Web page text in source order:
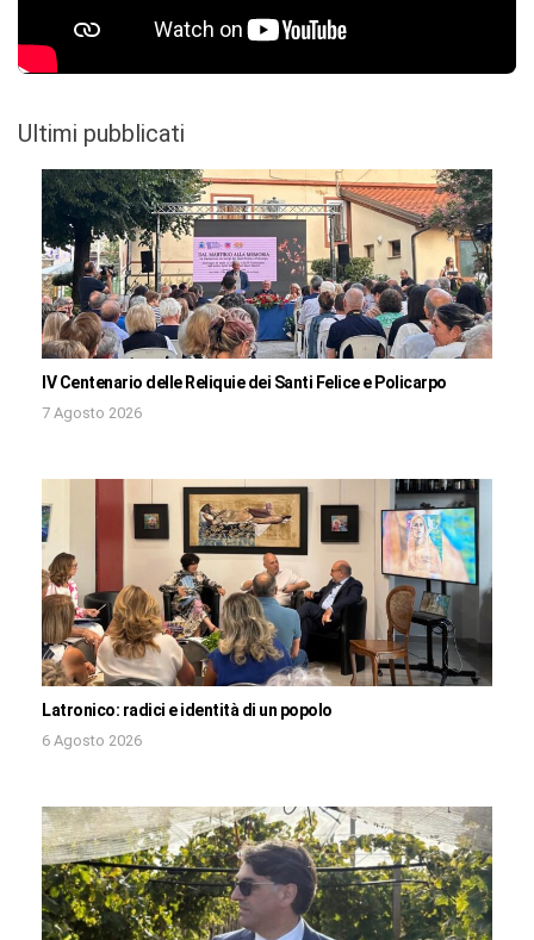
Ultimi pubblicati
IV Centenario delle Reliquie dei Santi Felice e Policarpo
7 Agosto 2026
Latronico: radici e identità di un popolo
6 Agosto 2026